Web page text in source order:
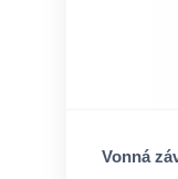
Vonná